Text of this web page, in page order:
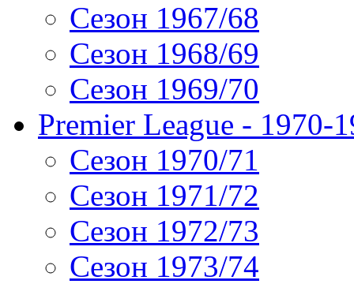
Сезон 1967/68
Сезон 1968/69
Сезон 1969/70
Premier League - 1970-
Сезон 1970/71
Сезон 1971/72
Сезон 1972/73
Сезон 1973/74